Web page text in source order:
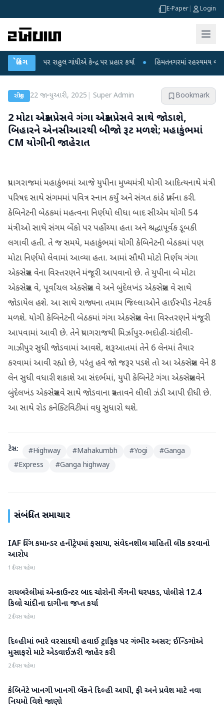
E-Paper Login
બ્રેકિંગ
પર રાહુલ ગાંધીએ કેન્દ્ર પર પ્રહાર કર્યા ● હિંમતનગરમાં રહસ્યમય વાયરસ કે
રાષ્ટ્રીય 22 જાન્યુઆરી, 2025 Super Admin Bookmark
2 મોટા એક્સપ્રેસવે ગંગા એક્સપ્રેસવે સાથે જોડાશે,
બિહારને એનસીઆરથી બીજો રૂટ મળશે; મહાકુંભમાં
CM યોગીની જાહેરાત
પ્રયાગરાજમાં મહાકુંભમાં આજે યુપીના મુખ્યમંત્રી યોગી આદિત્યનાથે મંત્રી
પરિષદ સાથે સંગમમાં પવિત્ર સ્નાન કર્યું અને સંગત કાંઠે પ્રાર્થના કરી.
કેબિનેટની બેઠકમાં મહત્વના નિર્ણયો લીધા બાદ સીએમ યોગી 54
મંત્રીઓ સાથે સંગમ બેંકો પર પહોંચ્યા હતા અને શ્રદ્ધાપૂર્વક ડૂબકી
લગાવી હતી. તે જ સમયે, મહાકુંભમાં યોગી કેબિનેટની બેઠકમાં પણ
મોટા નિર્ણયો લેવામાં આવ્યા હતા. આમાં સૌથી મોટો નિર્ણય ગંગા
એક્સપ્રેસ વેના વિસ્તરણને મંજૂરી આપવાનો છે. તે યુપીના બે મોટા
એક્સપ્રેસ વે, પૂર્વાંચલ એક્સપ્રેસ વે અને બુંદેલખંડ એક્સપ્રેસ વે સાથે
જોડાયેલ હશે. આ સાથે રાજ્યના તમામ જિલ્લાઓને હાઈસ્પીડ નેટવર્ક
મળશે. યોગી કેબિનેટની બેઠકમાં ગંગા એક્સપ્રેસ વેના વિસ્તરણને મંજૂરી
આપવામાં આવી છે. તેને પ્રયાગરાજથી મિર્ઝાપુર-ભદોહી-ચંદૌલી-
ગાઝીપુર સુધી જોડવામાં આવશે, શરૂઆતમાં તેને 6 લેનમાં તૈયાર
કરવામાં આવી રહ્યો છે, પરંતુ હવે જો જરૂર પડશે તો આ એક્સપ્રેસ વેને 8
લેન સુધી વધારી શકાશે આ સંદર્ભમાં, યુપી કેબિનેટે ગંગા એક્સપ્રેસવેને
બુંદેલખંડ એક્સપ્રેસવે સાથે જોડવાના પ્રસ્તાવને લીલી ઝંડી આપી દીધી છે.
આ સાથે રોડ કનેક્ટિવિટીમાં વધુ સુધારો થશે.
ટેગ્સ: #Highway #Mahakumbh #Yogi #Ganga
#Express #Ganga highway
સંબંધિત સમાચાર
રાષ્ટ્રીય
IAF વિંગ કમાન્ડર હનીટ્રેપમાં ફસાયા, સંવેદનશીલ માહિતી લીક કરવાનો
આરોપ
1 દિવસ પહેલા
રાષ્ટ્રીય
રાયબરેલીમાં એન્કાઉન્ટર બાદ ચોરોની ગેંગની ધરપકડ, પોલીસે 12.4
કિલો ચાંદીના દાગીના જપ્ત કર્યા
2 દિવસ પહેલા
રાષ્ટ્રીય
દિલ્હીમાં ભારે વરસાદથી હવાઈ ટ્રાફિક પર ગંભીર અસર; ઈન્ડિગોએ
મુસાફરો માટે એડવાઈઝરી જાહેર કરી
2 દિવસ પહેલા
રાષ્ટ્રીય
કેબિનેટે ખાનગી ખાનગી બેંકને દિલ્હી આપી, ફી અને પ્રવેશ માટે નવા
નિયમો વિશે જાણો